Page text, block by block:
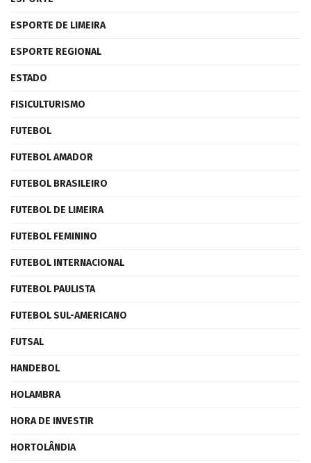
ESPORTE DE LIMEIRA
ESPORTE REGIONAL
ESTADO
FISICULTURISMO
FUTEBOL
FUTEBOL AMADOR
FUTEBOL BRASILEIRO
FUTEBOL DE LIMEIRA
FUTEBOL FEMININO
FUTEBOL INTERNACIONAL
FUTEBOL PAULISTA
FUTEBOL SUL-AMERICANO
FUTSAL
HANDEBOL
HOLAMBRA
HORA DE INVESTIR
HORTOLÂNDIA